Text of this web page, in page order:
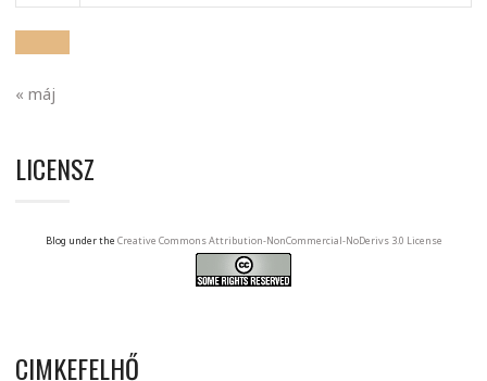
« máj
LICENSZ
Blog under the Creative Commons Attribution-NonCommercial-NoDerivs 3.0 License
CIMKEFELHŐ